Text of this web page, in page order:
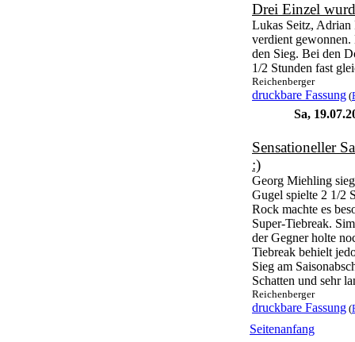
Drei Einzel
Lukas Seitz,
verdient
den Sieg. Bei den
1/2 Stunden fast
Reichenberger
druckbare Fassung (
Sa,
Sensationeller
:)
Georg Miehling
Gugel spielte 2 1/2
Rock machte es
Super-Tiebreak.
der Gegner holte
Tiebreak behielt
Sieg am
Schatten und sehr
Reichenberger
druckbare Fassung (
Seitenanfang